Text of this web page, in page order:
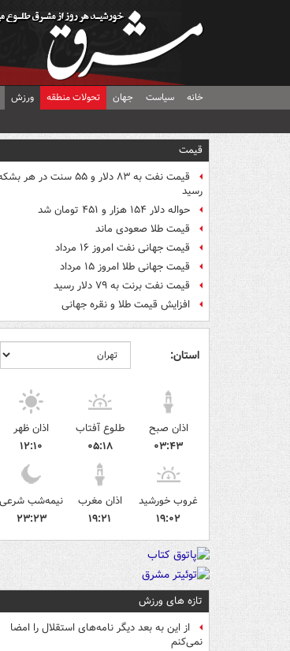
خانه سیاست جهان تحولات منطقه ورزش
قیمت
قیمت نفت به ۸۳ دلار و ۵۵ سنت در هر
رسید
حواله دلار ۱۵۴ هزار و ۴۵۱ تومان شد
قیمت طلا صعودی ماند
قیمت جهانی نفت امروز ۱۶ مرداد
قیمت جهانی طلا امروز ۱۵ مرداد
قیمت نفت برنت به ۷۹ دلار رسید
افزایش قیمت طلا و نقره جهانی
استان:
اذان صبح
۰۳:۴۳
طلوع آفتاب
۰۵:۱۸
اذان ظهر
۱۲:۱۰
غروب خورشید
۱۹:۰۲
اذان مغرب
۱۹:۲۱
نیمه‌شب شرعی
۲۳:۲۳
تازه های ورزش
از این به بعد دیگر نامه‌های استقلال را امضا
نمی‌کنم